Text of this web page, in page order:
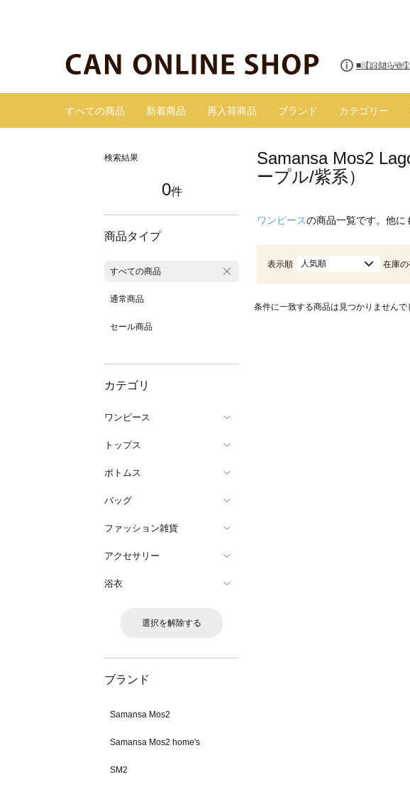
■8/13(木
すべての商品 新着商品 再入荷商品 ブランド カテゴリー
検索結果
0件
商品タイプ
すべての商品
通常商品
セール商品
カテゴリ
ワンピース
トップス
ボトムス
バッグ
ファッション雑貨
アクセサリー
浴衣
選択を解除する
ブランド
Samansa Mos2
Samansa Mos2 home's
SM2
Samansa Mos2
ープル/紫系）
ワンピースの商品一覧です。他に
表示順 人気順 在庫
条件に一致する商品は見つかりません